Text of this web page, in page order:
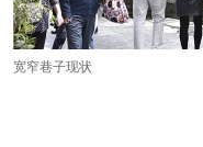
宽窄巷子现状